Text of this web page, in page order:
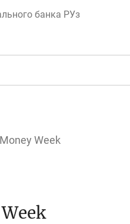
банка РУз
Week